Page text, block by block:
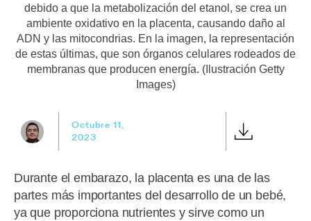
debido a que la metabolización del etanol, se crea un
ambiente oxidativo en la placenta, causando daño al
ADN y las mitocondrias. En la imagen, la representación
de estas últimas, que son órganos celulares rodeados de
membranas que producen energía. (Ilustración Getty
Images)
Octubre 11,
2023
Durante el embarazo, la placenta es una de las
partes más importantes del desarrollo de un bebé,
ya que proporciona nutrientes y sirve como un